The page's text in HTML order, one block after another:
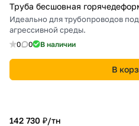
Труба бесшовная
Идеально для трубопроводов
агрессивной среды.
0 0 В наличии
В
142 730 ₽/тн